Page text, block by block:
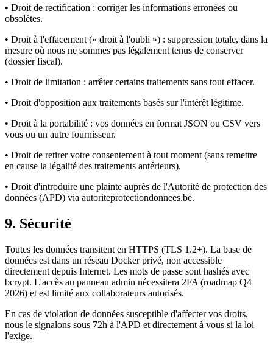
• Droit de rectification : corriger les informations erronées ou
obsolètes.
• Droit à l'effacement (« droit à l'oubli ») : suppression totale, dans la
mesure où nous ne sommes pas légalement tenus de conserver
(dossier fiscal).
• Droit de limitation : arrêter certains traitements sans tout effacer.
• Droit d'opposition aux traitements basés sur l'intérêt légitime.
• Droit à la portabilité : vos données en format JSON ou CSV vers
vous ou un autre fournisseur.
• Droit de retirer votre consentement à tout moment (sans remettre
en cause la légalité des traitements antérieurs).
• Droit d'introduire une plainte auprès de l'Autorité de protection des
données (APD) via autoriteprotectiondonnees.be.
9. Sécurité
Toutes les données transitent en HTTPS (TLS 1.2+). La base de
données est dans un réseau Docker privé, non accessible
directement depuis Internet. Les mots de passe sont hashés avec
bcrypt. L'accès au panneau admin nécessitera 2FA (roadmap Q4
2026) et est limité aux collaborateurs autorisés.
En cas de violation de données susceptible d'affecter vos droits,
nous le signalons sous 72h à l'APD et directement à vous si la loi
l'exige.